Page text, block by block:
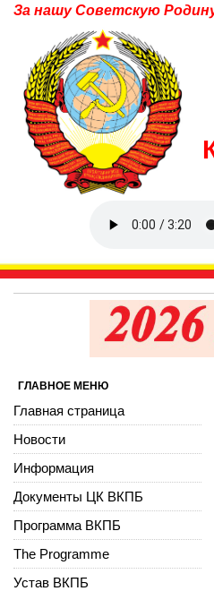
За нашу Советскую
ГЛАВНОЕ МЕНЮ
Главная страница
Новости
Информация
Документы ЦК ВКПБ
Программа ВКПБ
The Programme
Устав ВКПБ